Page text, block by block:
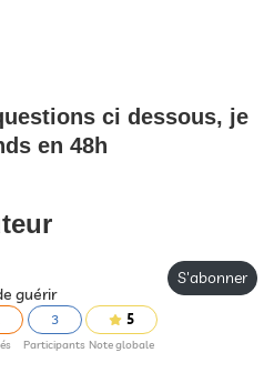
ci dessous, je
en 48h
guérir
3
Participants
5
Note globale
S'abonner